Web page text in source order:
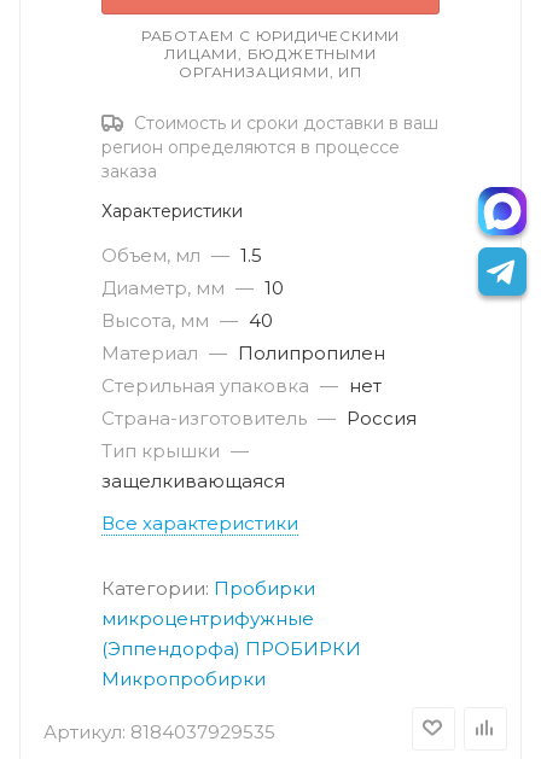
Артикул: 8184037929535
РАБОТАЕМ С ЮРИДИЧЕСКИМИ
ЛИЦАМИ, БЮДЖЕТНЫМИ
ОРГАНИЗАЦИЯМИ, ИП
Стоимость и сроки доставки в ваш
регион определяются в процессе
заказа
Характеристики
Объем, мл — 1.5
Диаметр, мм — 10
Высота, мм — 40
Материал — Полипропилен
Стерильная упаковка — нет
Страна-изготовитель — Россия
Тип крышки —
защелкивающаяся
Все характеристики
Категории: Пробирки
микроцентрифужные
(Эппендорфа) ПРОБИРКИ
Микропробирки